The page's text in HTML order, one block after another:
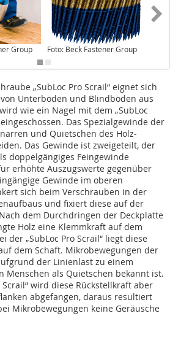
Group Foto: Beck Fastener Group
„SubLoc Pro Scrail“ eignet sich
Unterböden und Blindböden aus
wie ein Nagel mit dem „SubLoc
Das Spezialgewinde der
und Quietschen des Holz-
Das Gewinde ist zweigeteilt, der
doppelgängiges Feingewinde
erhöhte Auszugswerte gegenüber
Gewinde im oberen
sich beim Verschrauben in der
und fixiert diese auf der
dem Durchdringen der Deckplatte
Holz eine Klemmkraft auf dem
der „SubLoc Pro Scrail“ liegt diese
dem Schaft. Mikrobewegungen der
der Linienlast zu einem
Menschen als Quietschen bekannt ist.
Scrail“ wird diese Rückstellkraft aber
abgefangen, daraus resultiert
Mikrobewegungen keine Geräusche